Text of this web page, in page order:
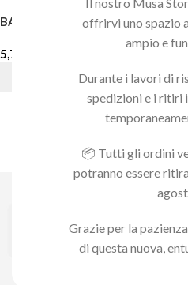
Il nostro Musa
offrirvi uno spazio
ampio e
Durante i lavori di
spedizioni e i ritiri
📦 Tutti gli ordini
potranno essere
Grazie per la
di questa nuova,
BASE LIMA METALLO
5,70
AGGIUNGI AL CARRELLO